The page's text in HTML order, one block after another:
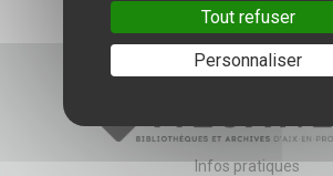
Infos pratiques
Tout refuser
Personnaliser